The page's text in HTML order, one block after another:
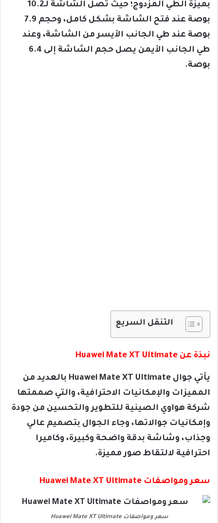
بميزة الطي المزدوج؛ حيث تصل الشاشة لـ10.2
بوصة عند فتح الشاشة بشكل كامل، وحجم 7.9
بوصة عند طي الجانب الأيسر من الشاشة، وعند
طي الجانب الأيمن يصل حجم الشاشة إلى 6.4
بوصة.
التنقل السريع
نبذة عن Huawei Mate XT Ultimate
يأتي جوال Huawei Mate XT Ultimate بالعديد من
المميزات والإمكانيات الاحترافية، والتي صممتها
شركة هواوي الصينية للتطوير والتحسين من جودة
وإمكانيات جوالاتها، وجاء الجوال بتصميم عالي
وجذاب، وشاشة بدقة واضحة وكبيرة، وكاميرا
احترافية لالتقاط صور مميزة.
سعر ومواصفات Huawei Mate XT Ultimate
سعر ومواصفات Huawei Mate XT Ultimate